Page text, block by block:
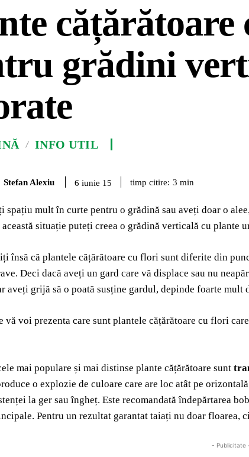
grădini
INFO UTIL
Stefan Alexiu 6 iunie 15 timp citire: 3 min
spațiu mult în curte pentru o grădină sau aveți doar o
situație puteți creea o grădină verticală cu plante
însă că plantele cățărătoare cu flori sunt diferite din
Deci dacă aveți un gard care vă displace sau nu
aveți grijă să o poată susține gardul, depinde foarte mult
vă voi prezenta care sunt plantele cățărătoare cu flori
mai populare și mai distinse plante cățărătoare sunt
o explozie de culoare care are loc atât pe
la ger sau îngheț. Este recomandată îndepărtarea
Pentru un rezultat garantat taiați nu doar floarea,
- Publicitate